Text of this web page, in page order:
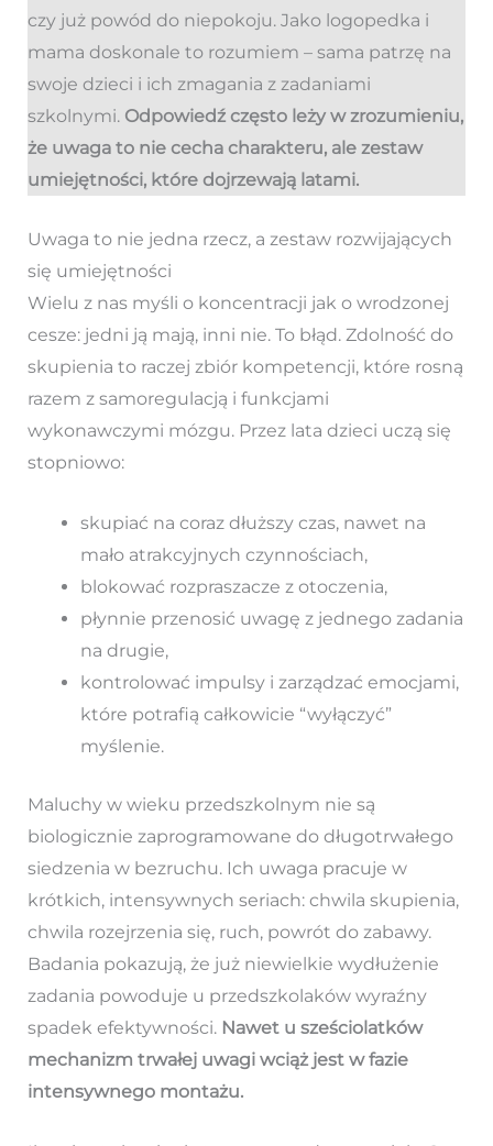
czy już powód do niepokoju. Jako logopedka i
mama doskonale to rozumiem – sama patrzę na
swoje dzieci i ich zmagania z zadaniami
szkolnymi. Odpowiedź często leży w zrozumieniu,
że uwaga to nie cecha charakteru, ale zestaw
umiejętności, które dojrzewają latami.
Uwaga to nie jedna rzecz, a zestaw rozwijających
się umiejętności
Wielu z nas myśli o koncentracji jak o wrodzonej
cesze: jedni ją mają, inni nie. To błąd. Zdolność do
skupienia to raczej zbiór kompetencji, które rosną
razem z samoregulacją i funkcjami
wykonawczymi mózgu. Przez lata dzieci uczą się
stopniowo:
skupiać na coraz dłuższy czas, nawet na
mało atrakcyjnych czynnościach,
blokować rozpraszacze z otoczenia,
płynnie przenosić uwagę z jednego zadania
na drugie,
kontrolować impulsy i zarządzać emocjami,
które potrafią całkowicie “wyłączyć”
myślenie.
Maluchy w wieku przedszkolnym nie są
biologicznie zaprogramowane do długotrwałego
siedzenia w bezruchu. Ich uwaga pracuje w
krótkich, intensywnych seriach: chwila skupienia,
chwila rozejrzenia się, ruch, powrót do zabawy.
Badania pokazują, że już niewielkie wydłużenie
zadania powoduje u przedszkolaków wyraźny
spadek efektywności. Nawet u sześciolatków
mechanizm trwałej uwagi wciąż jest w fazie
intensywnego montażu.